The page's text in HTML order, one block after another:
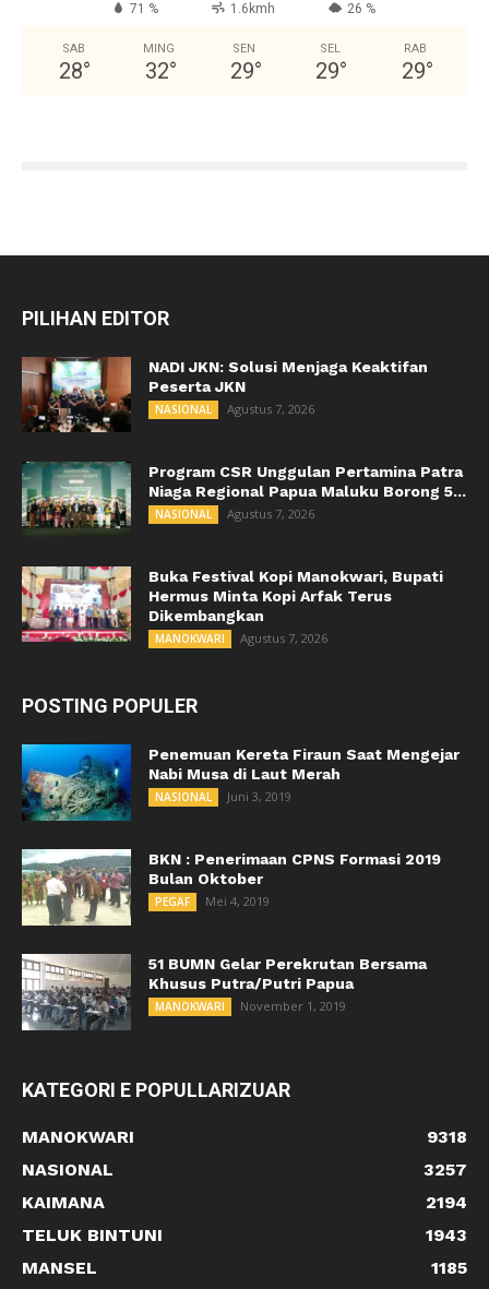
71 % 1.6kmh 26 %
SAB
28°
MING
32°
SEN
29°
SEL
29°
RAB
29°
PILIHAN EDITOR
NADI JKN: Solusi Menjaga Keaktifan
Peserta JKN
NASIONAL Agustus 7, 2026
Program CSR Unggulan Pertamina Patra
Niaga Regional Papua Maluku Borong 5...
NASIONAL Agustus 7, 2026
Buka Festival Kopi Manokwari, Bupati
Hermus Minta Kopi Arfak Terus
Dikembangkan
MANOKWARI Agustus 7, 2026
POSTING POPULER
Penemuan Kereta Firaun Saat Mengejar
Nabi Musa di Laut Merah
NASIONAL Juni 3, 2019
BKN : Penerimaan CPNS Formasi 2019
Bulan Oktober
PEGAF Mei 4, 2019
51 BUMN Gelar Perekrutan Bersama
Khusus Putra/Putri Papua
MANOKWARI November 1, 2019
KATEGORI E POPULLARIZUAR
MANOKWARI
9318
NASIONAL
3257
KAIMANA
2194
TELUK BINTUNI
1943
MANSEL
1185